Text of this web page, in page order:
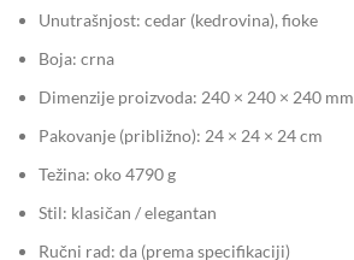
Unutrašnjost: cedar (kedrovina), fioke
Boja: crna
Dimenzije proizvoda: 240 × 240 × 240 mm
Pakovanje (približno): 24 × 24 × 24 cm
Težina: oko 4790 g
Stil: klasičan / elegantan
Ručni rad: da (prema specifikaciji)